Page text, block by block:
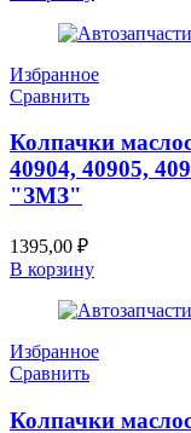
Избранное
Сравнить
Колпачки
40904, 40905,
"ЗМЗ"
1395,00 ₽
В корзину
Избранное
Сравнить
Колпачки